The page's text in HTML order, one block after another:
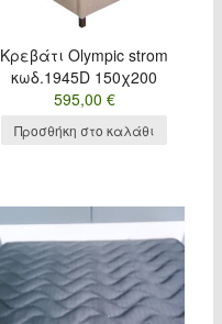
Κρεβάτι Olympic strom
κωδ.1945D 150χ200
595,00 €
Προσθήκη στο καλάθι